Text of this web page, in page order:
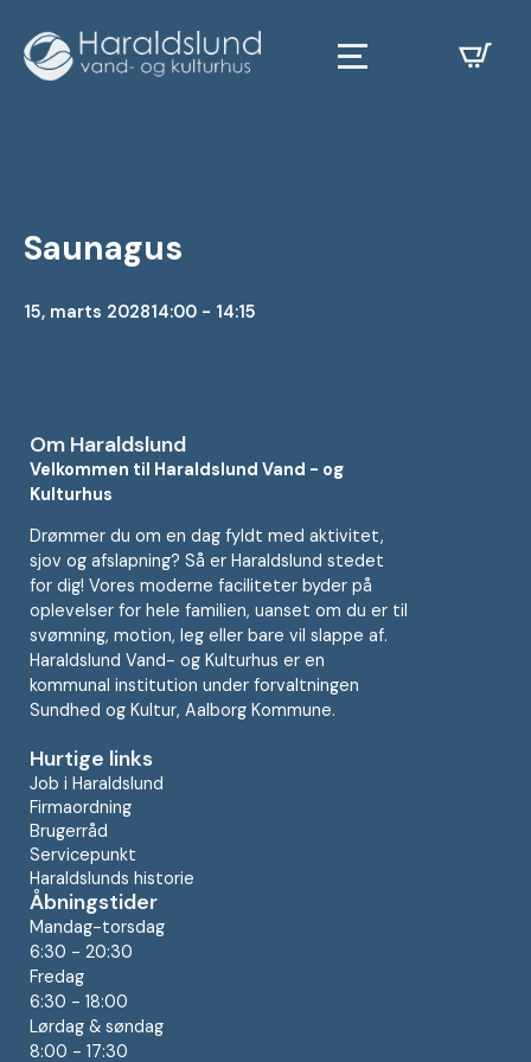
Saunagus
15, marts 202814:00 - 14:15
Om Haraldslund
Velkommen til Haraldslund Vand - og
Kulturhus
Drømmer du om en dag fyldt med aktivitet,
sjov og afslapning? Så er Haraldslund stedet
for dig! Vores moderne faciliteter byder på
oplevelser for hele familien, uanset om du er til
svømning, motion, leg eller bare vil slappe af.
Haraldslund Vand- og Kulturhus er en
kommunal institution under forvaltningen
Sundhed og Kultur, Aalborg Kommune.
Hurtige links
Job i Haraldslund
Firmaordning
Brugerråd
Servicepunkt
Haraldslunds historie
Åbningstider
Mandag-torsdag
6:30 - 20:30
Fredag
6:30 - 18:00
Lørdag & søndag
8:00 - 17:30